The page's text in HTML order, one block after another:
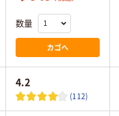
数量
カゴへ
4.2
(112)